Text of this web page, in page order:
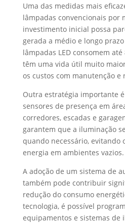
Uma das medidas mais
lâmpadas convencionais por
investimento inicial possa
gerada a médio e longo
lâmpadas LED consomem
têm uma vida útil muito
os custos com manutenção e
Outra estratégia importante
sensores de presença em
corredores, escadas e
garantem que a iluminação
quando necessário, evitando
energia em ambientes vazios.
A adoção de um sistema de
também pode contribuir
redução do consumo
tecnologia, é possível
equipamentos e sistemas de